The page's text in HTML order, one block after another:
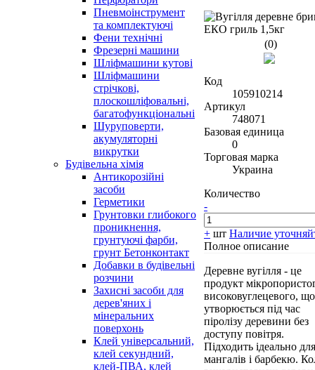
Пневмоінструмент
та комплектуючі
Фени технічні
Фрезерні машини
Шліфмашини кутові
Шліфмашини
стрічкові,
плоскошліфовальні,
багатофункціональні
Шуруповерти,
акумуляторні
викрутки
Будівельна хімія
Антикорозійні
засоби
Герметики
Грунтовки глибокого
проникнення,
грунтуючі фарби,
грунт Бетонконтакт
Добавки в будівельні
розчини
Захисні засоби для
дерев'яних і
мінеральних
поверхонь
Клей універсальний,
клей секундний,
клей-ПВА, клей
(0)
Код
105910214
Артикул
748071
Базовая единица
0
Торговая марка
Украина
Количество
-
+ шт Наличие
Полное описание
Деревне вугілля - це
продукт
високовуглецевого, що
утворюється під час
піролізу деревини без
доступу повітря.
Підходить ідеально для
мангалів і барбекю.